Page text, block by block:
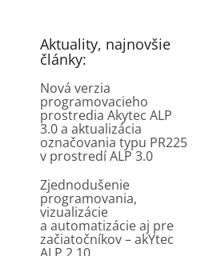
Aktuality, najnovšie
články:
Nová verzia
programovacieho
prostredia Akytec ALP
3.0 a aktualizácia
označovania typu PR225
v prostredí ALP 3.0
Zjednodušenie
programovania,
vizualizácie
a automatizácie aj pre
začiatočníkov – akYtec